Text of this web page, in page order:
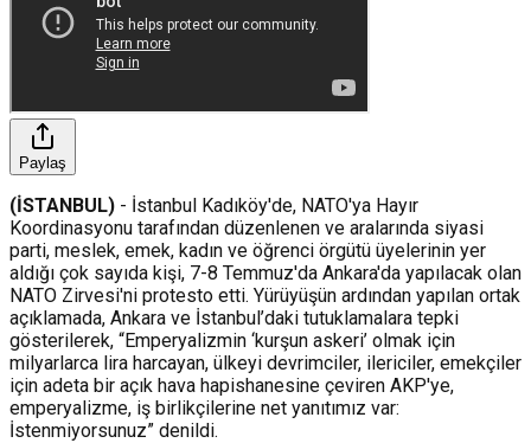
Paylaş
(İSTANBUL) - İstanbul Kadıköy'de, NATO'ya Hayır
Koordinasyonu tarafından düzenlenen ve aralarında siyasi
parti, meslek, emek, kadın ve öğrenci örgütü üyelerinin yer
aldığı çok sayıda kişi, 7-8 Temmuz'da Ankara'da yapılacak olan
NATO Zirvesi'ni protesto etti. Yürüyüşün ardından yapılan ortak
açıklamada, Ankara ve İstanbul’daki tutuklamalara tepki
gösterilerek, “Emperyalizmin ‘kurşun askeri’ olmak için
milyarlarca lira harcayan, ülkeyi devrimciler, ilericiler, emekçiler
için adeta bir açık hava hapishanesine çeviren AKP'ye,
emperyalizme, iş birlikçilerine net yanıtımız var:
İstenmiyorsunuz” denildi.